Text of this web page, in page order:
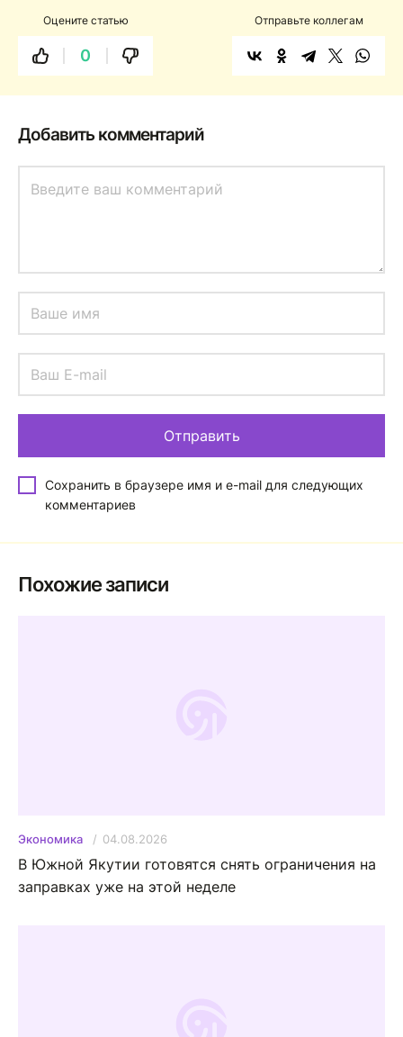
Оцените статью
0
Отправьте коллегам
Добавить комментарий
Сохранить в браузере имя и e-mail для следующих
комментариев
Похожие записи
Экономика 04.08.2026
В Южной Якутии готовятся снять ограничения на
заправках уже на этой неделе